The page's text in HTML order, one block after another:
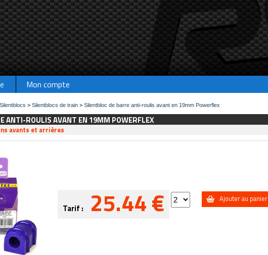
Mon compte
Silentblocs > Silentblocs de train > Silentbloc de barre anti-roulis avant en 19mm Powerflex
ANTI-ROULIS AVANT EN 19MM POWERFLEX
avants et arrières
Tarif : 25.44 € Ajouter au panier